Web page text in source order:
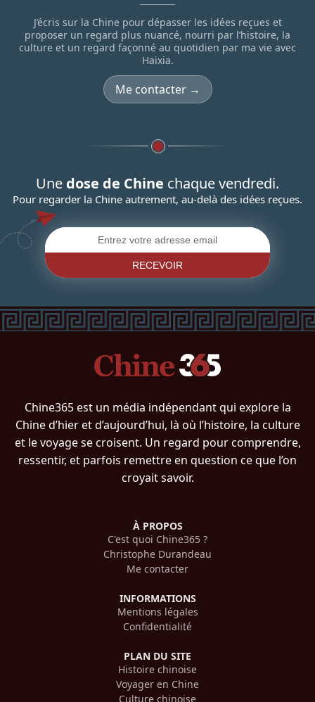
J’écris sur la Chine pour dépasser les idées reçues et
proposer un regard plus nuancé, nourri par l’histoire, la
culture et un regard façonné au quotidien par ma vie avec
Haixia.
Me contacter →
Une dose de Chine chaque vendredi.
Pour regarder la Chine autrement, au-delà des idées reçues.
RECEVOIR
Chine365 est un média indépendant qui explore la
Chine d’hier et d’aujourd’hui, là où l’histoire, la culture
et le voyage se croisent. Un regard pour comprendre,
ressentir, et parfois remettre en question ce que l’on
croyait savoir.
À PROPOS
C'est quoi Chine365 ?
Christophe Durandeau
Me contacter
INFORMATIONS
Mentions légales
Confidentialité
PLAN DU SITE
Histoire chinoise
Voyager en Chine
Culture chinoise